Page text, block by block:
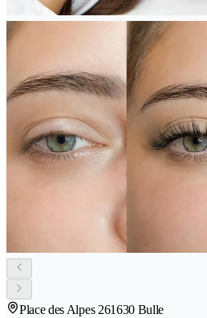
Place des Alpes 261630 Bulle